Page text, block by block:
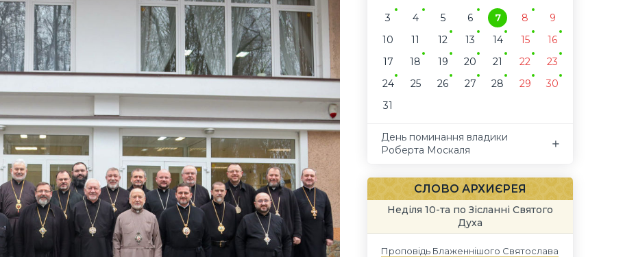
3
4 5 6 7 8
9
10
11 12 13 14 15
16
17
18 19 20 21 22
23
24
25 26 27 28 29
30
31
День поминання владики
Роберта Москаля
СЛОВО АРХИЄРЕЯ
Неділя 10-та по Зісланні Святого
Духа
Проповідь Блаженнішого Святослава